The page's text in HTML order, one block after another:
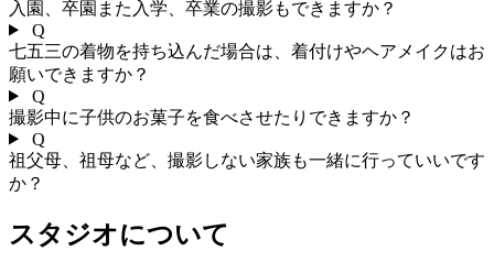
入園、卒園また入学、卒業の撮影もできますか？
Q
七五三の着物を持ち込んだ場合は、着付けやヘアメイクはお
願いできますか？
Q
撮影中に子供のお菓子を食べさせたりできますか？
Q
祖父母、祖母など、撮影しない家族も一緒に行っていいです
か？
スタジオについて